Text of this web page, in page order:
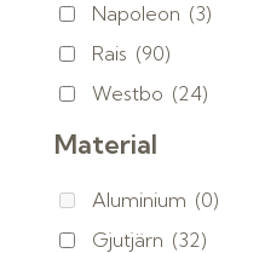
Napoleon (3)
Rais (90)
Westbo (24)
Material
Aluminium (0)
Gjutjärn (32)